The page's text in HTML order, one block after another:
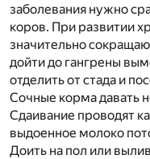
заболевания нужно
коров. При развитии
значительно
дойти до гангрены
отделить от стада и
Сочные корма давать
Сдаивание проводят
выдоенное молоко
Доить на пол или